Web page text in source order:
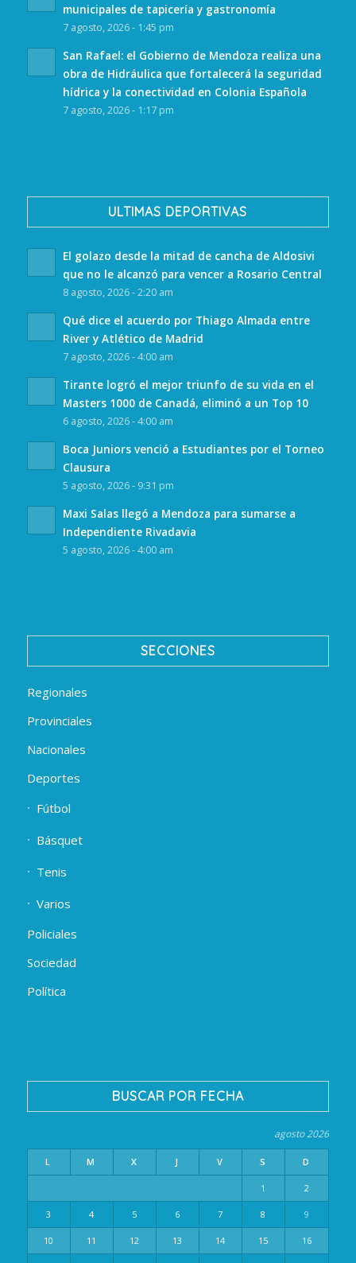
municipales de tapicería y gastronomía
7 agosto, 2026 - 1:45 pm
San Rafael: el Gobierno de Mendoza realiza una
obra de Hidráulica que fortalecerá la seguridad
hídrica y la conectividad en Colonia Española
7 agosto, 2026 - 1:17 pm
ULTIMAS DEPORTIVAS
El golazo desde la mitad de cancha de Aldosivi
que no le alcanzó para vencer a Rosario Central
8 agosto, 2026 - 2:20 am
Qué dice el acuerdo por Thiago Almada entre
River y Atlético de Madrid
7 agosto, 2026 - 4:00 am
Tirante logró el mejor triunfo de su vida en el
Masters 1000 de Canadá, eliminó a un Top 10
6 agosto, 2026 - 4:00 am
Boca Juniors venció a Estudiantes por el Torneo
Clausura
5 agosto, 2026 - 9:31 pm
Maxi Salas llegó a Mendoza para sumarse a
Independiente Rivadavia
5 agosto, 2026 - 4:00 am
SECCIONES
Regionales
Provinciales
Nacionales
Deportes
Fútbol
Básquet
Tenis
Varios
Policiales
Sociedad
Política
BUSCAR POR FECHA
agosto 2026
L M X J V S D
1 2
3 4 5 6 7 8 9
10 11 12 13 14 15 16